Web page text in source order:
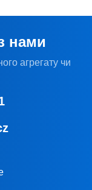
нами
агрегату чи